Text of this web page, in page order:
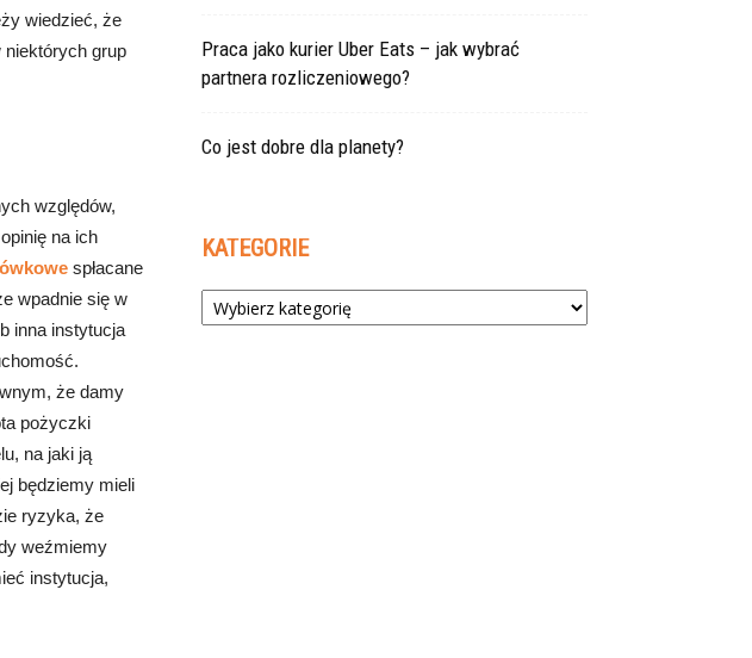
wiedzieć, że
niektórych grup
względów,
na ich
spłacane
wpadnie się w
inna instytucja
że damy
pożyczki
na jaki ją
będziemy mieli
ryzyka, że
weźmiemy
instytucja,
Praca jako kurier Uber Eats – jak wybrać
partnera rozliczeniowego?
Co jest dobre dla planety?
KATEGORIE
Kategorie